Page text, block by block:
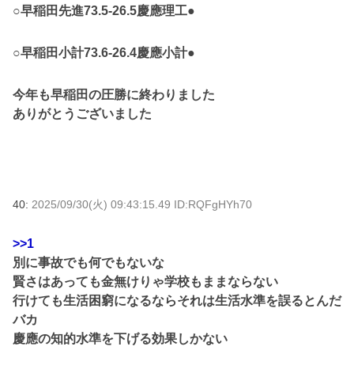
○早稲田先進73.5-26.5慶應理工●
○早稲田小計73.6-26.4慶應小計●
今年も早稲田の圧勝に終わりました
ありがとうございました
40: 2025/09/30(火) 09:43:15.49 ID:RQFgHYh70
>>1
別に事故でも何でもないな
賢さはあっても金無けりゃ学校もままならない
行けても生活困窮になるならそれは生活水準を誤るとんだ
バカ
慶應の知的水準を下げる効果しかない